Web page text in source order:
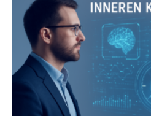
& Environment erschienen.
Forschungsergebnisse
neu, um zu erklären, wie
Systemen freigesetzt wird,
transportiert werden kann.